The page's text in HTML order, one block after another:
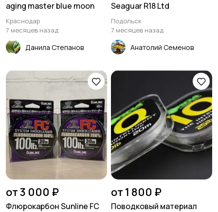
aging master blue moon
Краснодар
7 месяцев назад
Данила Степанов
Seaguar R18 Ltd
Подольск
7 месяцев назад
Анатолий Семенов
от 3 000 ₽
Флюрокарбон Sunline FC
от 1 800 ₽
Поводковый материал